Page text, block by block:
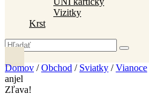
Vizitky
Krst
Domov /Obchod / Sviatky /Vianoce
anjel
Zľava!